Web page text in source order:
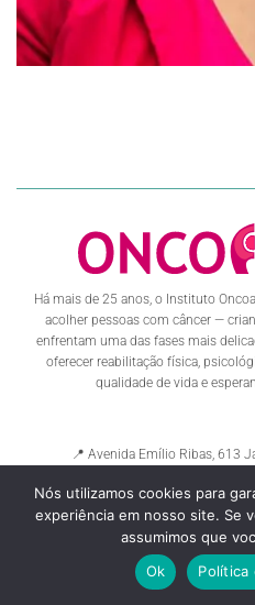
Há mais de 25 anos, o Instituto
acolher pessoas com câncer —
enfrentam uma das fases mais
oferecer reabilitação física,
qualidade de vida e
📍 Avenida Emílio Ribas, 613
Nós utilizamos cookies para
experiência em nosso site. Se
assumimos que
Ok
Política